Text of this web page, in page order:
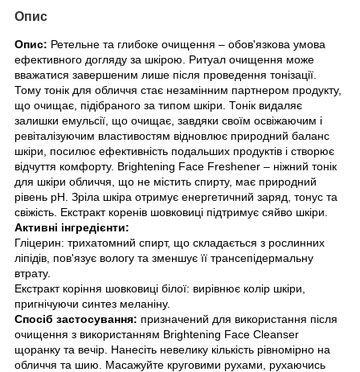
Опис
Опис: Ретельне та глибоке очищення – обов'язкова умова
ефективного догляду за шкірою. Ритуал очищення може
вважатися завершеним лише після проведення тонізації.
Тому тонік для обличчя стає незамінним партнером продукту,
що очищає, підібраного за типом шкіри. Тонік видаляє
залишки емульсії, що очищає, завдяки своїм освіжаючим і
ревіталізуючим властивостям відновлює природний баланс
шкіри, посилює ефективність подальших продуктів і створює
відчуття комфорту. Brightening Face Freshener – ніжний тонік
для шкіри обличчя, що не містить спирту, має природний
рівень pH. Зріла шкіра отримує енергетичний заряд, тонус та
свіжість. Екстракт коренів шовковиці підтримує сяйво шкіри.
Активні інгредієнти:
Гліцерин: трихатомний спирт, що складається з рослинних
ліпідів, пов'язує вологу та зменшує її трансепідермальну
втрату.
Екстракт коріння шовковиці білої: вирівнює колір шкіри,
пригнічуючи синтез меланіну.
Спосіб застосування: призначений для використання після
очищення з використанням Brightening Face Cleanser
щоранку та вечір. Нанесіть невелику кількість рівномірно на
обличчя та шию. Масажуйте круговими рухами, рухаючись